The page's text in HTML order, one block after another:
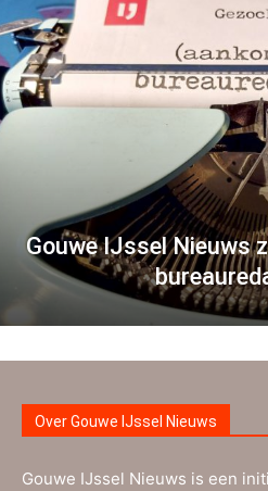
Gouwe IJssel Nieuws
Over Gouwe IJssel Nieuws
Gouwe IJssel Nieuws is een